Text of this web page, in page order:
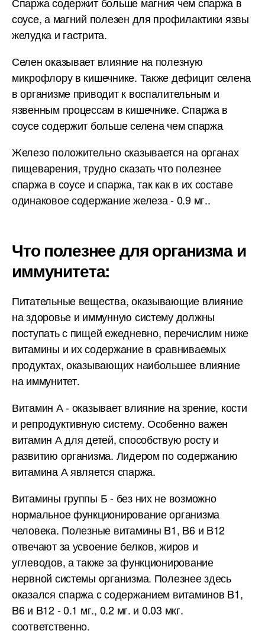
соусе, а магний полезен для профилактики язвы
желудка и гастрита.
Селен оказывает влияние на полезную
микрофлору в кишечнике. Также дефицит селена
в организме приводит к воспалительным и
язвенным процессам в кишечнике. Спаржа в
соусе содержит больше селена чем спаржа
Железо положительно сказывается на органах
пищеварения, трудно сказать что полезнее
спаржа в соусе и спаржа, так как в их составе
одинаковое содержание железа - 0.9 мг..
Что полезнее для организма и
иммунитета:
Питательные вещества, оказывающие влияние
на здоровье и иммунную систему должны
поступать с пищей ежедневно, перечислим ниже
витамины и их содержание в сравниваемых
продуктах, оказывающих наибольшее влияние
на иммунитет.
Витамин А - оказывает влияние на зрение, кости
и репродуктивную систему. Особенно важен
витамин А для детей, способствую росту и
развитию организма. Лидером по содержанию
витамина А является спаржа.
Витамины группы Б - без них не возможно
нормальное функционирование организма
человека. Полезные витамины B1, B6 и B12
отвечают за усвоение белков, жиров и
углеводов, а также за функционирование
нервной системы организма. Полезнее здесь
оказался спаржа с содержанием витаминов B1,
B6 и B12 - 0.1 мг., 0.2 мг. и 0.03 мкг.
соответственно.